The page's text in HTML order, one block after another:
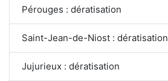
Pérouges : dératisation
Saint-Jean-de-Niost : dératisation
Jujurieux : dératisation